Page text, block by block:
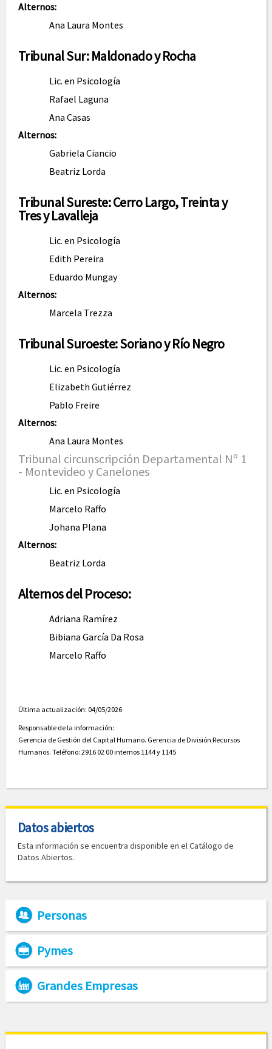
Alternos:
Ana Laura Montes
Tribunal Sur: Maldonado y Rocha
Lic. en Psicología
Rafael Laguna
Ana Casas
Alternos:
Gabriela Ciancio
Beatriz Lorda
Tribunal Sureste: Cerro Largo, Treinta y
Tres y Lavalleja
Lic. en Psicología
Edith Pereira
Eduardo Mungay
Alternos:
Marcela Trezza
Tribunal Suroeste: Soriano y Río Negro
Lic. en Psicología
Elizabeth Gutiérrez
Pablo Freire
Alternos:
Ana Laura Montes
Tribunal circunscripción Departamental Nº 1
- Montevideo y Canelones
Lic. en Psicología
Marcelo Raffo
Johana Plana
Alternos:
Beatriz Lorda
Alternos del Proceso:
Adriana Ramírez
Bibiana García Da Rosa
Marcelo Raffo
Última actualización: 04/05/2026
Responsable de la información:
Gerencia de Gestión del Capital Humano. Gerencia de División Recursos
Humanos. Teléfono: 2916 02 00 internos 1144 y 1145
Datos abiertos
Esta información se encuentra disponible en el Catálogo de
Datos Abiertos.
Personas
Pymes
Grandes Empresas